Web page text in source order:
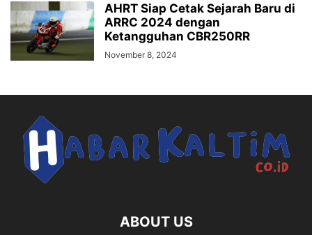
AHRT Siap Cetak Sejarah Baru di
ARRC 2024 dengan
Ketangguhan CBR250RR
November 8, 2024
ABOUT US